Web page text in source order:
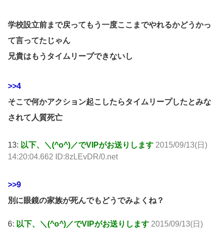
学校設立前まで戻ってもう一度ここまでやれるかどうかっ
て言ってたじゃん
兄貴はもうタイムリープできないし
>>4
そこで何かアクション起こしたらタイムリープしたとみな
されて人質死亡
13: 以下、＼(^o^)／でVIPがお送りします 2015/09/13(日)
14:20:04.662 ID:8zLEvDR/0.net
>>9
別に眼鏡の家族が死んでもどうでみよくね？
6: 以下、＼(^o^)／でVIPがお送りします 2015/09/13(日)